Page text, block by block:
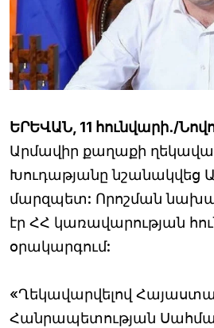
ԵՐԵՎԱՆ, 11 հունվարի․/
Արմավիր քաղաքի
Խուդաթյանը նշանակվեց
մարզպետ: Որոշման
էր ՀՀ կառավարության
օրակարգում:
«Ղեկավարվելով
Հանրապետության